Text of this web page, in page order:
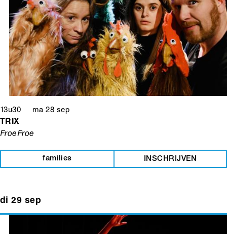
13u30 ma 28 sep
TRIX
FroeFroe
families INSCHRIJVEN
di 29 sep